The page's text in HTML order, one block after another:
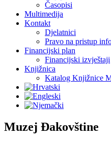
Časopisi
Multimedija
Kontakt
Djelatnici
Pravo na pristup
Financijski plan
Financijski izvještaji
Knjižnica
Katalog Knjižnice
Muzej Đakovštine